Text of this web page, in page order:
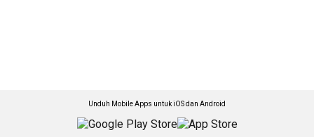
Unduh Mobile Apps untuk iOS dan Android